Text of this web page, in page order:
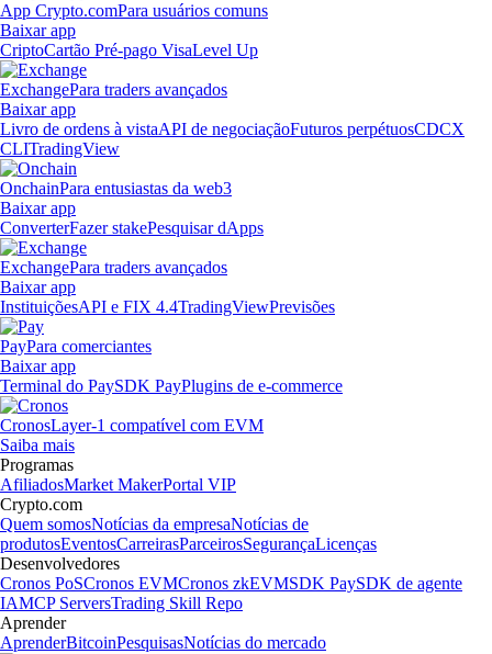
App Crypto.comPara usuários comuns
Baixar app
CriptoCartão Pré-pago VisaLevel Up
ExchangePara traders avançados
Baixar app
Livro de ordens à vistaAPI de negociaçãoFuturos perpétuosCDCX
CLITradingView
OnchainPara entusiastas da web3
Baixar app
ConverterFazer stakePesquisar dApps
ExchangePara traders avançados
Baixar app
InstituiçõesAPI e FIX 4.4TradingViewPrevisões
PayPara comerciantes
Baixar app
Terminal do PaySDK PayPlugins de e-commerce
CronosLayer-1 compatível com EVM
Saiba mais
Programas
AfiliadosMarket MakerPortal VIP
Crypto.com
Quem somosNotícias da empresaNotícias de
produtosEventosCarreirasParceirosSegurançaLicenças
Desenvolvedores
Cronos PoSCronos EVMCronos zkEVMSDK PaySDK de agente
IAMCP ServersTrading Skill Repo
Aprender
AprenderBitcoinPesquisasNotícias do mercado